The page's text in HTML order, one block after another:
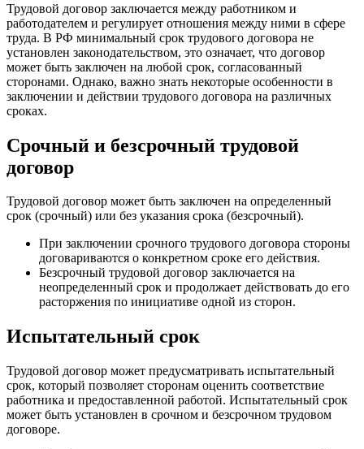
Трудовой договор заключается между работником и
работодателем и регулирует отношения между ними в сфере
труда. В РФ минимальный срок трудового договора не
установлен законодательством, это означает, что договор
может быть заключен на любой срок, согласованный
сторонами. Однако, важно знать некоторые особенности в
заключении и действии трудового договора на различных
сроках.
Срочный и безсрочный трудовой
договор
Трудовой договор может быть заключен на определенный
срок (срочный) или без указания срока (безсрочный).
При заключении срочного трудового договора стороны
договариваются о конкретном сроке его действия.
Безсрочный трудовой договор заключается на
неопределенный срок и продолжает действовать до его
расторжения по инициативе одной из сторон.
Испытательный срок
Трудовой договор может предусматривать испытательный
срок, который позволяет сторонам оценить соответствие
работника и предоставленной работой. Испытательный срок
может быть установлен в срочном и безсрочном трудовом
договоре.